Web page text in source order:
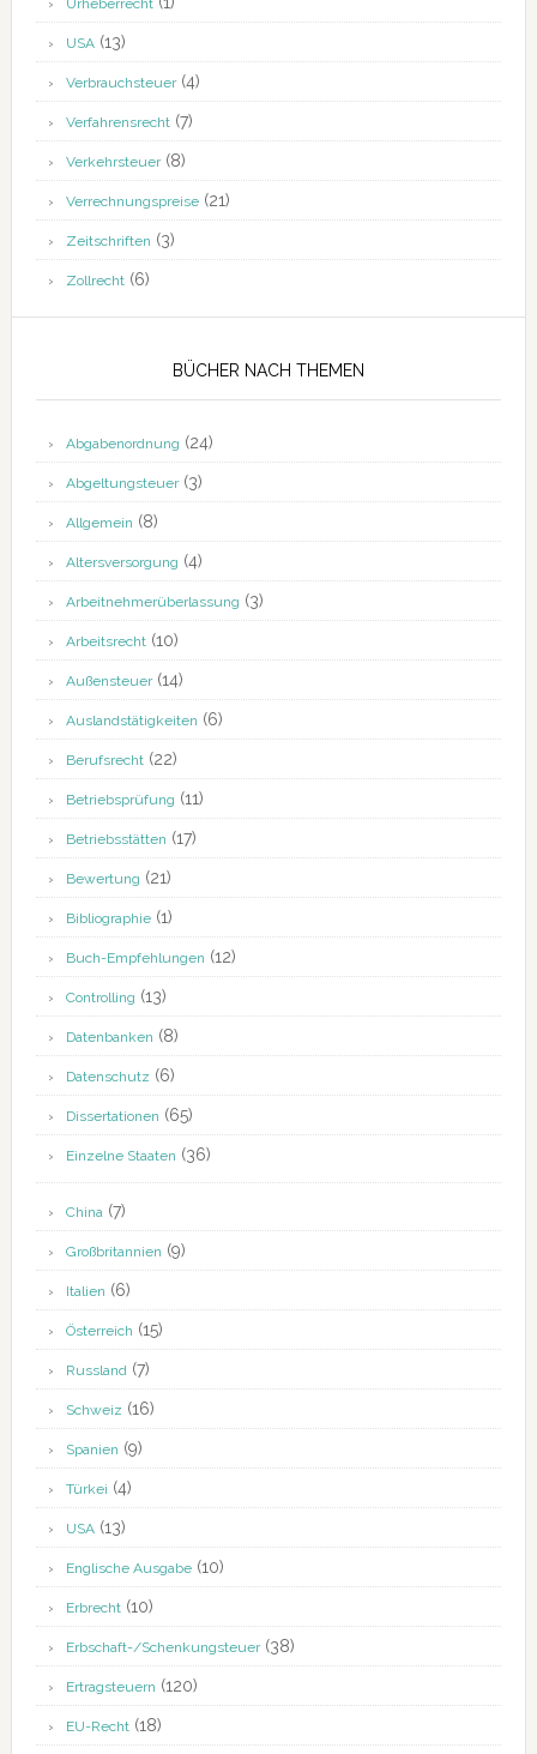
Urheberrecht
USA(13)
Verbrauchsteuer(4)
Verfahrensrecht(7)
Verkehrsteuer(8)
Verrechnungspreise(21)
Zeitschriften (3)
Zollrecht(6)
BÜCHER NACH THEMEN
Abgabenordnung (24)
Abgeltungsteuer(3)
Allgemein (8)
Altersversorgung (4)
Arbeitnehmerüberlassung (3)
Arbeitsrecht(10)
Außensteuer(14)
Auslandstätigkeiten (6)
Berufsrecht(22)
Betriebsprüfung (11)
Betriebsstätten (17)
Bewertung (21)
Bibliographie(1)
Buch-Empfehlungen (12)
Controlling (13)
Datenbanken (8)
Datenschutz (6)
Dissertationen (65)
Einzelne Staaten (36)
China(7)
Großbritannien (9)
Italien (6)
Österreich (15)
Russland(7)
Schweiz (16)
Spanien (9)
Türkei (4)
USA(13)
Englische Ausgabe(10)
Erbrecht(10)
Erbschaft-/Schenkungsteuer(38)
Ertragsteuern (120)
EU-Recht(18)